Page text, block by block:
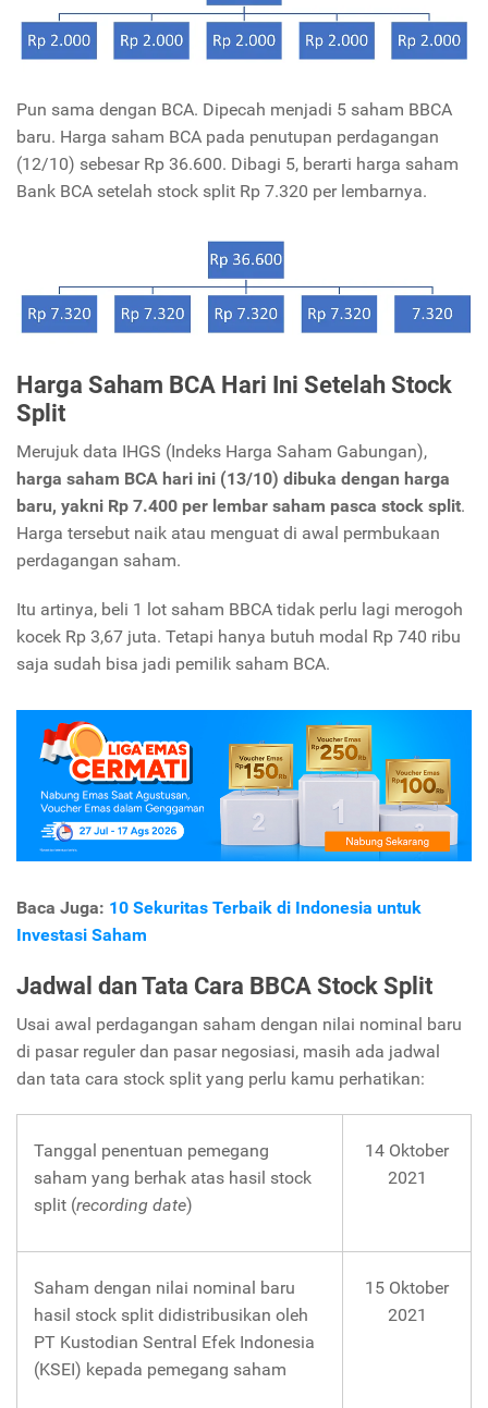
Pun sama dengan BCA. Dipecah menjadi 5 saham BBCA
baru. Harga saham BCA pada penutupan perdagangan
(12/10) sebesar Rp 36.600. Dibagi 5, berarti harga saham
Bank BCA setelah stock split Rp 7.320 per lembarnya.
Harga Saham BCA Hari Ini Setelah Stock
Split
Merujuk data IHGS (Indeks Harga Saham Gabungan),
harga saham BCA hari ini (13/10) dibuka dengan harga
baru, yakni Rp 7.400 per lembar saham pasca stock split.
Harga tersebut naik atau menguat di awal permbukaan
perdagangan saham.
Itu artinya, beli 1 lot saham BBCA tidak perlu lagi merogoh
kocek Rp 3,67 juta. Tetapi hanya butuh modal Rp 740 ribu
saja sudah bisa jadi pemilik saham BCA.
Baca Juga: 10 Sekuritas Terbaik di Indonesia untuk
Investasi Saham
Jadwal dan Tata Cara BBCA Stock Split
Usai awal perdagangan saham dengan nilai nominal baru
di pasar reguler dan pasar negosiasi, masih ada jadwal
dan tata cara stock split yang perlu kamu perhatikan:
Tanggal penentuan pemegang
saham yang berhak atas hasil stock
split (recording date)
14 Oktober
2021
Saham dengan nilai nominal baru
hasil stock split didistribusikan oleh
PT Kustodian Sentral Efek Indonesia
(KSEI) kepada pemegang saham
15 Oktober
2021